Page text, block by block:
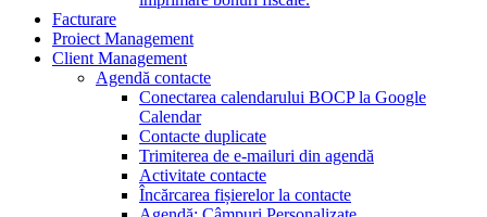
Facturare
Proiect Management
Client Management
Agendă contacte
Conectarea calendarului BOCP la Google
Calendar
Contacte duplicate
Trimiterea de e-mailuri din agendă
Activitate contacte
Încărcarea fișierelor la contacte